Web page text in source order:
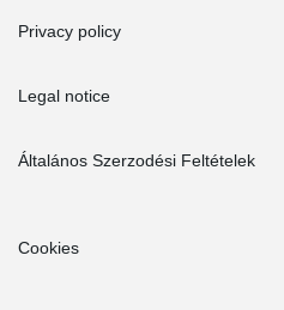
Privacy policy
Legal notice
Általános Szerzodési Feltételek
Cookies